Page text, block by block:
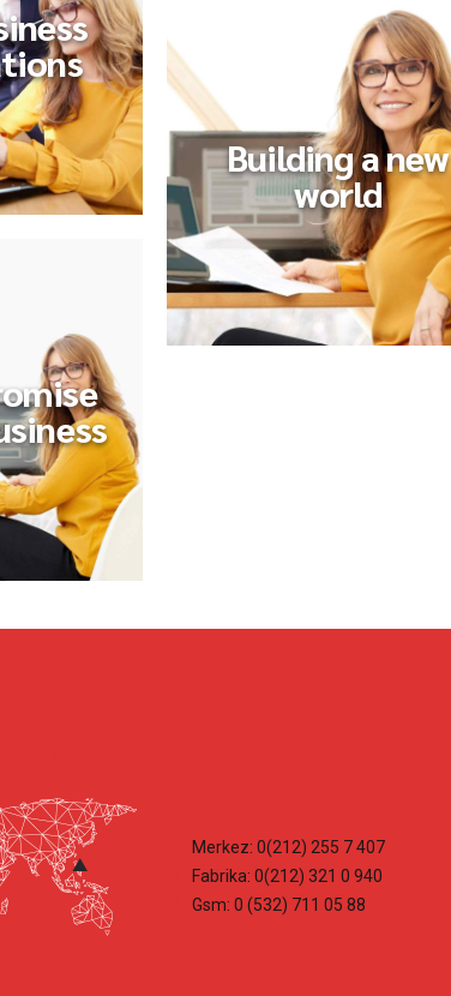
Building a new
world
Merkez: 0(212) 255 7 407
Fabrika: 0(212) 321 0 940
Gsm: 0 (532) 711 05 88